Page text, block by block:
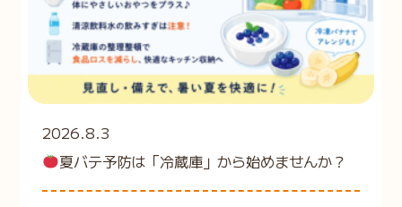
2026.8.3
夏バテ予防は「冷蔵庫」から始めませんか？